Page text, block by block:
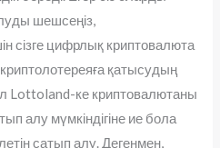
шешсеңіз,
сізге цифрлық криптовалюта
қатысудың
Lottoland-ке криптовалютаны
алу мүмкіндігіне ие бола
сатып алу. Дегенмен,